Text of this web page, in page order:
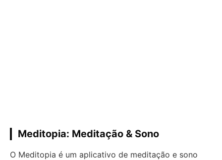
Meditopia: Meditação & Sono
O Meditopia é um aplicativo de meditação e sono